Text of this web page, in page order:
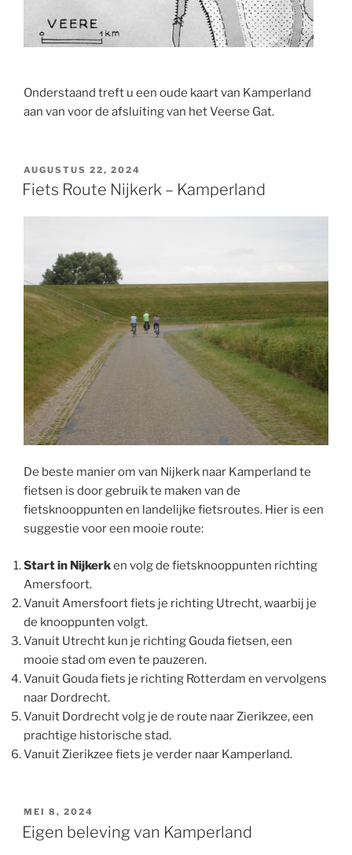
Onderstaand treft u een oude kaart van Kamperland
aan van voor de afsluiting van het Veerse Gat.
GEPLAATST
OP
AUGUSTUS 22, 2024
Fiets Route Nijkerk – Kamperland
De beste manier om van Nijkerk naar Kamperland te
fietsen is door gebruik te maken van de
fietsknooppunten en landelijke fietsroutes. Hier is een
suggestie voor een mooie route:
Start in Nijkerken volg de fietsknooppunten richting
Amersfoort.
Vanuit Amersfoort fiets je richting Utrecht, waarbij je
de knooppunten volgt.
Vanuit Utrecht kun je richting Gouda fietsen, een
mooie stad om even te pauzeren.
Vanuit Gouda fiets je richting Rotterdam en vervolgens
naar Dordrecht.
Vanuit Dordrecht volg je de route naar Zierikzee, een
prachtige historische stad.
Vanuit Zierikzee fiets je verder naar Kamperland.
GEPLAATST
OP
MEI 8, 2024
Eigen beleving van Kamperland